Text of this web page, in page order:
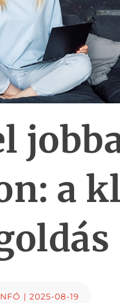
a
| 2025-08-19